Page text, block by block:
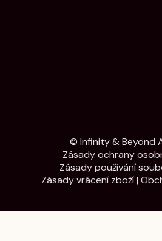
© Infinity & Beyond
Zásady ochrany
Zásady používání
Zásady vrácení zboží|